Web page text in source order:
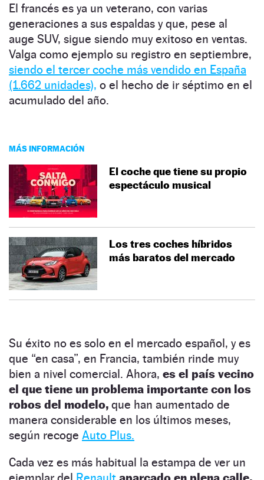
El francés es ya un veterano, con varias
generaciones a sus espaldas y que, pese al
auge SUV, sigue siendo muy exitoso en ventas.
Valga como ejemplo su registro en septiembre,
siendo el tercer coche más vendido en España
(1.662 unidades), o el hecho de ir séptimo en el
acumulado del año.
MÁS INFORMACIÓN
El coche que tiene su propio
espectáculo musical
Los tres coches híbridos
más baratos del mercado
Su éxito no es solo en el mercado español, y es
que “en casa”, en Francia, también rinde muy
bien a nivel comercial. Ahora, es el país vecino
el que tiene un problema importante con los
robos del modelo, que han aumentado de
manera considerable en los últimos meses,
según recoge Auto Plus.
Cada vez es más habitual la estampa de ver un